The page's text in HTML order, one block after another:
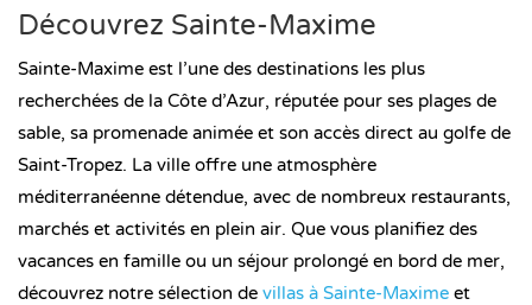
Découvrez Sainte-Maxime
Sainte-Maxime est l’une des destinations les plus
recherchées de la Côte d’Azur, réputée pour ses plages de
sable, sa promenade animée et son accès direct au golfe de
Saint-Tropez. La ville offre une atmosphère
méditerranéenne détendue, avec de nombreux restaurants,
marchés et activités en plein air. Que vous planifiez des
vacances en famille ou un séjour prolongé en bord de mer,
découvrez notre sélection de villas à Sainte-Maxime et